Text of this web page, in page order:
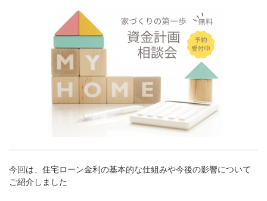
今回は、住宅ローン金利の基本的な仕組みや今後の影響について
ご紹介しました